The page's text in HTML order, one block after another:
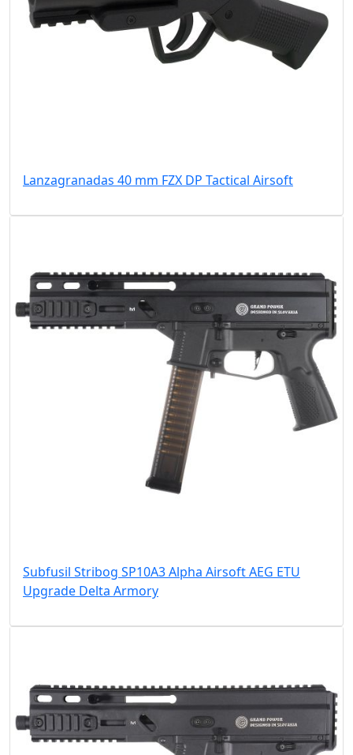
Lanzagranadas 40 mm FZX DP Tactical Airsoft
Subfusil Stribog SP10A3 Alpha Airsoft AEG ETU
Upgrade Delta Armory